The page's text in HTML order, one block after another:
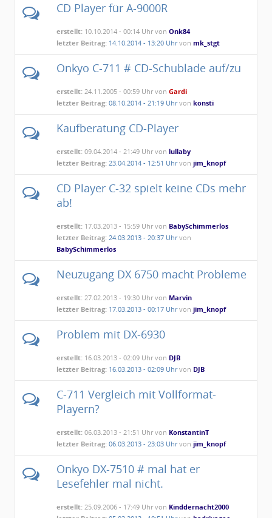
CD Player für A-9000R
erstellt: 10.10.2014 - 00:14 Uhr vonOnk84
letzter Beitrag: 14.10.2014 - 13:20 Uhrvonmk_stgt
Onkyo C-711 # CD-Schublade auf/zu
erstellt: 24.11.2005 - 00:59 Uhr vonGardi
letzter Beitrag: 08.10.2014 - 21:19 Uhrvonkonsti
Kaufberatung CD-Player
erstellt: 09.04.2014 - 21:49 Uhr vonlullaby
letzter Beitrag: 23.04.2014 - 12:51 Uhrvonjim_knopf
CD Player C-32 spielt keine CDs mehr
ab!
erstellt: 17.03.2013 - 15:59 Uhr von BabySchimmerlos
letzter Beitrag: 24.03.2013 - 20:37 Uhrvon
BabySchimmerlos
Neuzugang DX 6750 macht Probleme
erstellt: 27.02.2013 - 19:30 Uhr von Marvin
letzter Beitrag: 17.03.2013 - 00:17 Uhrvonjim_knopf
Problem mit DX-6930
erstellt: 16.03.2013 - 02:09 Uhr von DJB
letzter Beitrag: 16.03.2013 - 02:09 Uhrvon DJB
C-711 Vergleich mit Vollformat-
Playern?
erstellt: 06.03.2013 - 21:51 Uhr von KonstantinT
letzter Beitrag: 06.03.2013 - 23:03 Uhrvonjim_knopf
Onkyo DX-7510 # mal hat er
Lesefehler mal nicht.
erstellt: 25.09.2006 - 17:49 Uhr von Kinddernacht2000